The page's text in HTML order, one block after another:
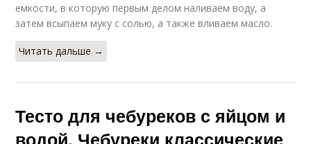
емкости, в которую первым делом наливаем воду, а
затем всыпаем муку с солью, а также вливаем масло.
Читать дальше →
Тесто для чебуреков с яйцом и
водой. Чебуреки классические